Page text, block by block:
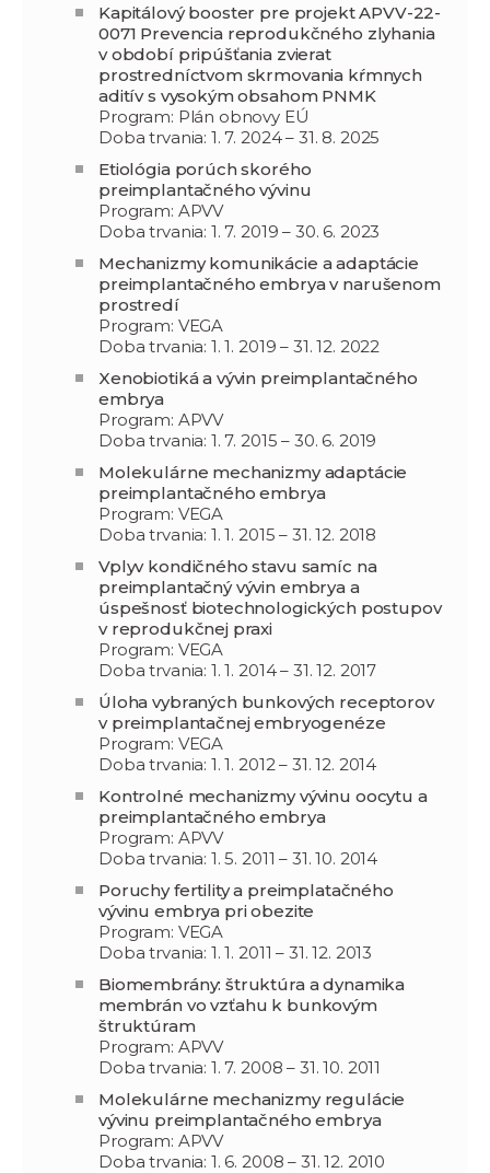
Kapitálový booster pre projekt APVV-22-
0071 Prevencia reprodukčného zlyhania
v období pripúšťania zvierat
prostredníctvom skrmovania kŕmnych
aditív s vysokým obsahom PNMK
Program: Plán obnovy EÚ
Doba trvania: 1. 7. 2024 – 31. 8. 2025
Etiológia porúch skorého
preimplantačného vývinu
Program: APVV
Doba trvania: 1. 7. 2019 – 30. 6. 2023
Mechanizmy komunikácie a adaptácie
preimplantačného embrya v narušenom
prostredí
Program: VEGA
Doba trvania: 1. 1. 2019 – 31. 12. 2022
Xenobiotiká a vývin preimplantačného
embrya
Program: APVV
Doba trvania: 1. 7. 2015 – 30. 6. 2019
Molekulárne mechanizmy adaptácie
preimplantačného embrya
Program: VEGA
Doba trvania: 1. 1. 2015 – 31. 12. 2018
Vplyv kondičného stavu samíc na
preimplantačný vývin embrya a
úspešnosť biotechnologických postupov
v reprodukčnej praxi
Program: VEGA
Doba trvania: 1. 1. 2014 – 31. 12. 2017
Úloha vybraných bunkových receptorov
v preimplantačnej embryogenéze
Program: VEGA
Doba trvania: 1. 1. 2012 – 31. 12. 2014
Kontrolné mechanizmy vývinu oocytu a
preimplantačného embrya
Program: APVV
Doba trvania: 1. 5. 2011 – 31. 10. 2014
Poruchy fertility a preimplatačného
vývinu embrya pri obezite
Program: VEGA
Doba trvania: 1. 1. 2011 – 31. 12. 2013
Biomembrány: štruktúra a dynamika
membrán vo vzťahu k bunkovým
štruktúram
Program: APVV
Doba trvania: 1. 7. 2008 – 31. 10. 2011
Molekulárne mechanizmy regulácie
vývinu preimplantačného embrya
Program: APVV
Doba trvania: 1. 6. 2008 – 31. 12. 2010